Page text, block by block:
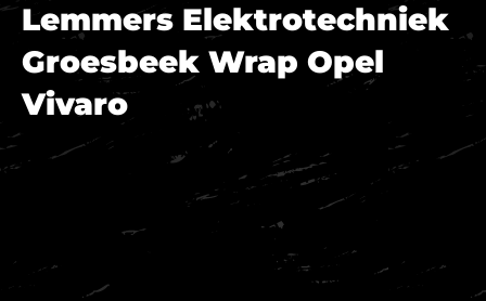
Lemmers Elektrotechniek
Groesbeek Wrap Opel
Vivaro